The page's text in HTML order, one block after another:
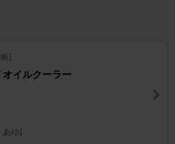
]
オイルクーラー
あゆ]